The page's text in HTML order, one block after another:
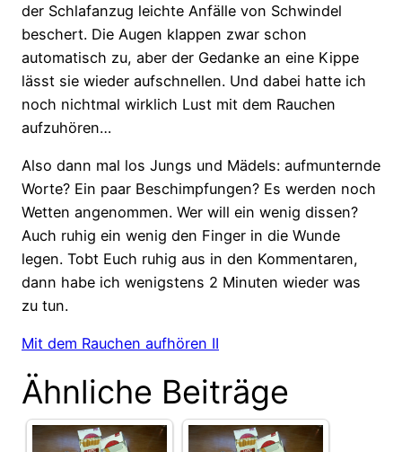
der Schlafanzug leichte Anfälle von Schwindel
beschert. Die Augen klappen zwar schon
automatisch zu, aber der Gedanke an eine Kippe
lässt sie wieder aufschnellen. Und dabei hatte ich
noch nichtmal wirklich Lust mit dem Rauchen
aufzuhören…
Also dann mal los Jungs und Mädels: aufmunternde
Worte? Ein paar Beschimpfungen? Es werden noch
Wetten angenommen. Wer will ein wenig dissen?
Auch ruhig ein wenig den Finger in die Wunde
legen. Tobt Euch ruhig aus in den Kommentaren,
dann habe ich wenigstens 2 Minuten wieder was
zu tun.
Mit dem Rauchen aufhören II
Ähnliche Beiträge